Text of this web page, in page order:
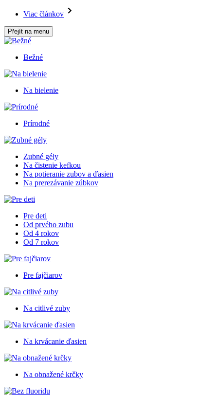
Viac článkov
Přejít na menu
Bežné
Na bielenie
Prírodné
Zubné gély
Na čistenie kefkou
Na potieranie zubov a ďasien
Na prerezávanie zúbkov
Pre deti
Od prvého zubu
Od 4 rokov
Od 7 rokov
Pre fajčiarov
Na citlivé zuby
Na krvácanie ďasien
Na obnažené krčky